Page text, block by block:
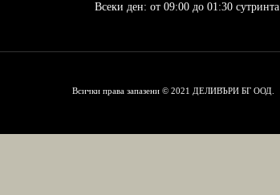
Всеки ден: от 09:00 до 01:30 сутринта
Всички права запазени © 2021 ДЕЛИВЪРИ БГ ООД.